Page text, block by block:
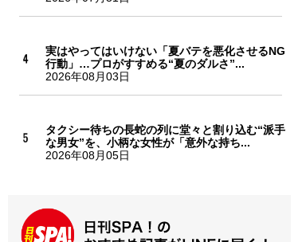
実はやってはいけない「夏バテを悪化させるNG
行動」…プロがすすめる“夏のダルさ”...
2026年08月03日
タクシー待ちの長蛇の列に堂々と割り込む“派手
な男女”を、小柄な女性が「意外な持ち...
2026年08月05日